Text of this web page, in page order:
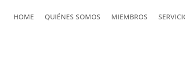
HOME QUIÉNES SOMOS MIEMBROS